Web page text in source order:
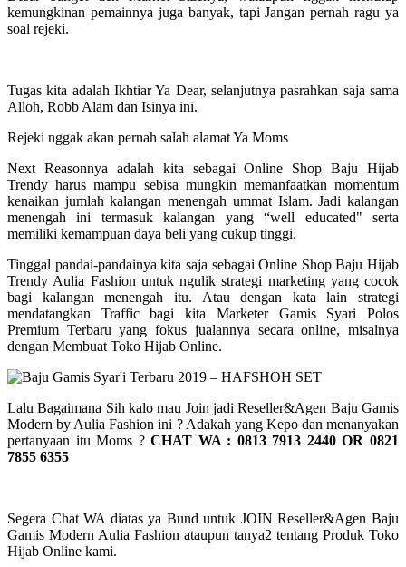
kemungkinan pemainnya juga banyak, tapi Jangan pernah ragu ya
soal rejeki.
Tugas kita adalah Ikhtiar Ya Dear, selanjutnya pasrahkan saja sama
Alloh, Robb Alam dan Isinya ini.
Rejeki nggak akan pernah salah alamat Ya Moms
Next Reasonnya adalah kita sebagai Online Shop Baju Hijab
Trendy harus mampu sebisa mungkin memanfaatkan momentum
kenaikan jumlah kalangan menengah ummat Islam. Jadi kalangan
menengah ini termasuk kalangan yang “well educated" serta
memiliki kemampuan daya beli yang cukup tinggi.
Tinggal pandai-pandainya kita saja sebagai Online Shop Baju Hijab
Trendy Aulia Fashion untuk ngulik strategi marketing yang cocok
bagi kalangan menengah itu. Atau dengan kata lain strategi
mendatangkan Traffic bagi kita Marketer Gamis Syari Polos
Premium Terbaru yang fokus jualannya secara online, misalnya
dengan Membuat Toko Hijab Online.
Lalu Bagaimana Sih kalo mau Join jadi Reseller&Agen Baju Gamis
Modern by Aulia Fashion ini ? Adakah yang Kepo dan menanyakan
pertanyaan itu Moms ?CHAT WA : 0813 7913 2440 OR 0821
7855 6355
Segera Chat WA diatas ya Bund untuk JOIN Reseller&Agen Baju
Gamis Modern Aulia Fashion ataupun tanya2 tentang Produk Toko
Hijab Online kami.